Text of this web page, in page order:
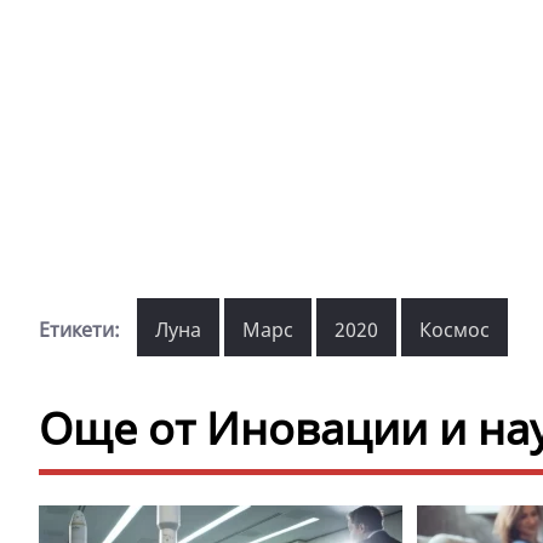
Етикети: Луна Марс 2020 Космос
Още от Иновации и